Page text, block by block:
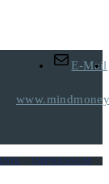
E-Mail
- IMPRESSUM